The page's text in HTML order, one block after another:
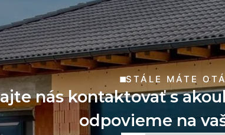
STÁLE MÁTE
nás kontaktovať s
odpovieme na